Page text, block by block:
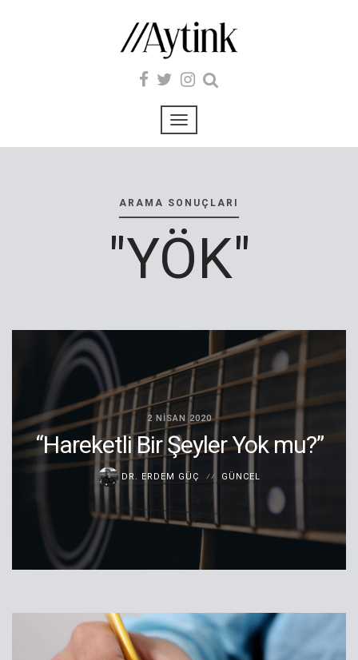
ARAMA SONUÇLARI
"YÖK"
2 NISAN 2020
“Hareketli Bir Şeyler Yok mu?”
DR. ERDEM GÜÇ GÜNCEL